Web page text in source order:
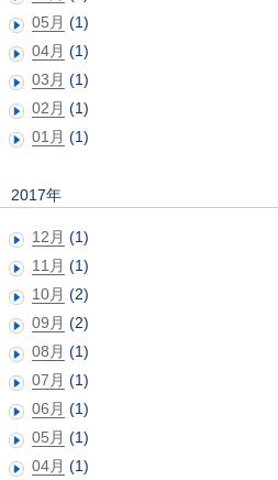
05月 (1)
04月 (1)
03月 (1)
02月 (1)
01月 (1)
2017年
12月 (1)
11月 (1)
10月 (2)
09月 (2)
08月 (1)
07月 (1)
06月 (1)
05月 (1)
04月 (1)